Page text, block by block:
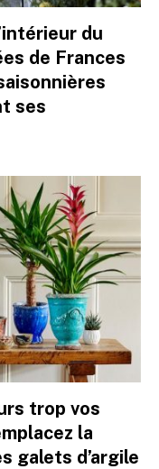
du
de Frances
ses
trop vos
la
galets d’argile